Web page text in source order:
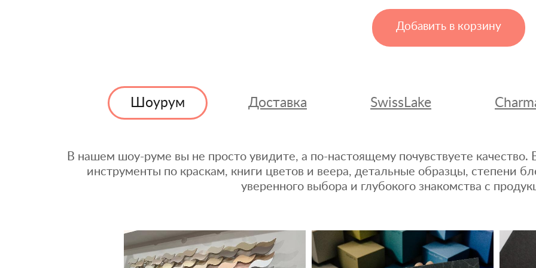
Добавить в корзину
Шоурум Доставка SwissLake
В нашем шоу-руме вы не просто увидите, а по-настоящему почувствуете
инструменты по краскам, книги цветов и веера, детальные образцы, степени
уверенного выбора и глубокого знакомства с